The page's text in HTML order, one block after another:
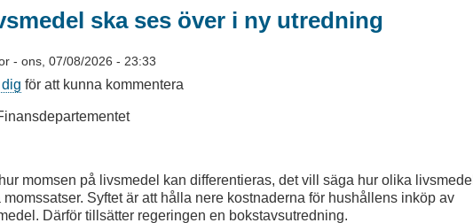
ska ses över i ny utredning
-ons, 07/08/2026 - 23:33
för att kunna kommentera
momsen på livsmedel kan differentieras, det vill säga hur olika livsmedel
Syftet är att hålla nere kostnaderna för hushållens inköp av
Därför tillsätter regeringen en bokstavsutredning.